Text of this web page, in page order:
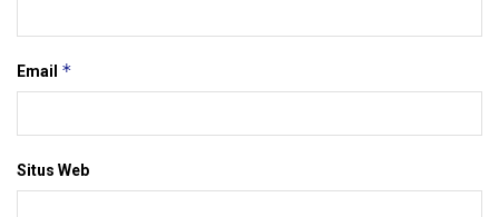
Email *
Situs Web